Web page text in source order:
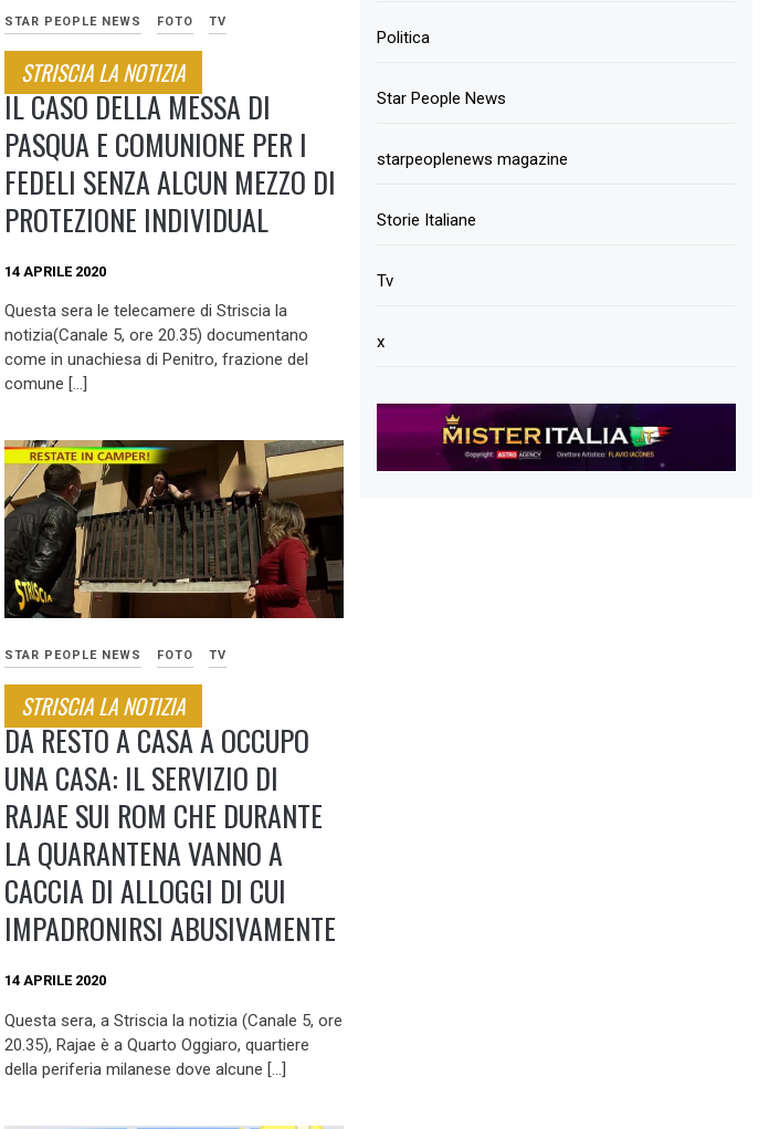
STAR PEOPLE NEWS FOTO TV
STRISCIA LA NOTIZIA
IL CASO DELLA MESSA DI
PASQUA E COMUNIONE PER I
FEDELI SENZA ALCUN MEZZO DI
PROTEZIONE INDIVIDUAL
14 APRILE 2020
Questa sera le telecamere di Striscia la
notizia(Canale 5, ore 20.35) documentano
come in unachiesa di Penitro, frazione del
comune […]
STAR PEOPLE NEWS FOTO TV
STRISCIA LA NOTIZIA
DA RESTO A CASA A OCCUPO
UNA CASA: IL SERVIZIO DI
RAJAE SUI ROM CHE DURANTE
LA QUARANTENA VANNO A
CACCIA DI ALLOGGI DI CUI
IMPADRONIRSI ABUSIVAMENTE
14 APRILE 2020
Questa sera, a Striscia la notizia (Canale 5, ore
20.35), Rajae è a Quarto Oggiaro, quartiere
della periferia milanese dove alcune […]
Politica
Star People News
starpeoplenews magazine
Storie Italiane
Tv
x